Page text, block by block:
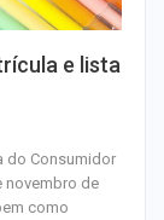
e lista
do Consumidor
novembro de
como